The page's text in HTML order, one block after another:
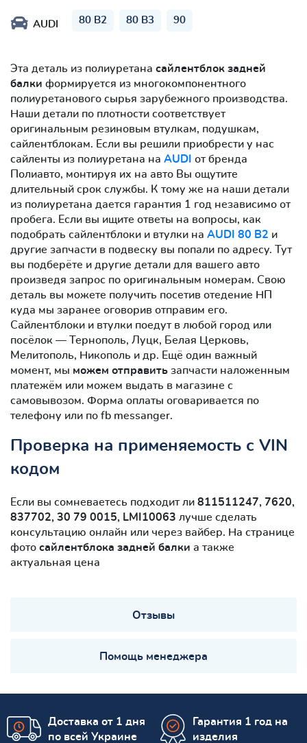
AUDI 80 B2 80 B3 90
Эта деталь из полиуретана сайлентблок задней
балки формируется из многокомпонентного
полиуретанового сырья зарубежного производства.
Наши детали по плотности соответствует
оригинальным резиновым втулкам, подушкам,
сайлентблокам. Если вы решили приобрести у нас
сайленты из полиуретана на AUDI от бренда
Полиавто, монтируя их на авто Вы ощутите
длительный срок службы. К тому же на наши детали
из полиуретана дается гарантия 1 год независимо от
пробега. Если вы ищите ответы на вопросы, как
подобрать сайлентблоки и втулки на AUDI 80 B2 и
другие запчасти в подвеску вы попали по адресу. Тут
вы подберёте и другие детали для вашего авто
произведя запрос по оригинальным номерам. Свою
деталь вы можете получить посетив отедение НП
куда мы заранее оговорив отправим его.
Сайлентблоки и втулки поедут в любой город или
посёлок — Тернополь, Луцк, Белая Церковь,
Мелитополь, Никополь и др. Ещё один важный
момент, мы можем отправить запчасти наложенным
платежём или можем выдать в магазине с
самовывозом. Форма оплаты оговаривается по
телефону или по fb messanger.
Проверка на применяемость с VIN
кодом
Если вы сомневаетесь подходит ли 811511247, 7620,
837702, 30 79 0015, LMI10063 лучше сделать
консультацию онлайн или через вайбер. На странице
фото сайлентблокa задней балки а также
актуальная цена
Отзывы
Помощь менеджера
Доставка от 1 дня
по всей Украине
Гарантия 1 год на
изделия